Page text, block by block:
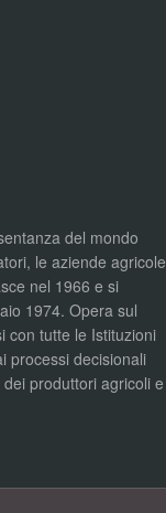
del mondo
le aziende agricole
nel 1966 e si
1974. Opera sul
con tutte le Istituzioni
processi decisionali
produttori agricoli e